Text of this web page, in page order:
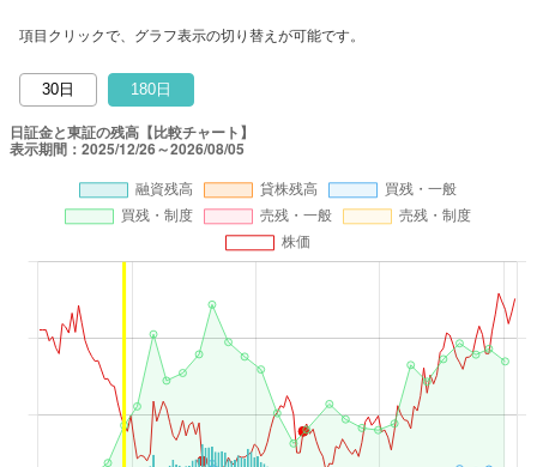
項目クリックで、グラフ表示の切り替えが可能です。
30日 180日